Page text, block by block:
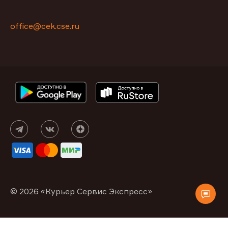
office@cek.cse.ru
© 2026 «Курьер Сервис Экспресс»